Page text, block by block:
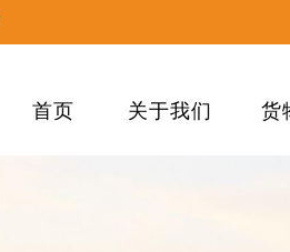
首页 关于我们 货